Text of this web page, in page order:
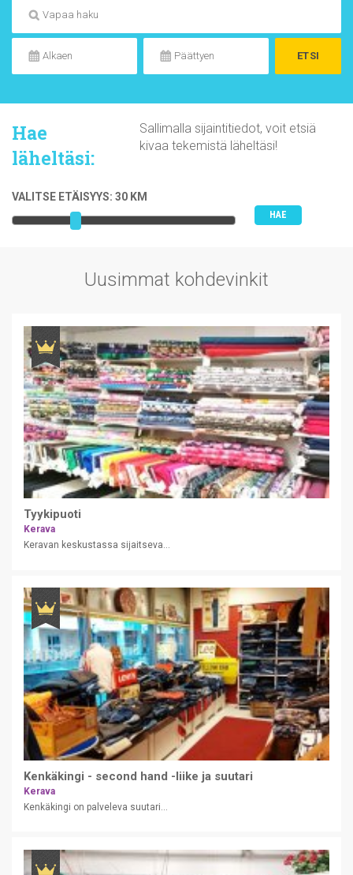
Hae
läheltäsi:
Sallimalla sijaintitiedot, voit etsiä
kivaa tekemistä läheltäsi!
VALITSE ETÄISYYS: 30 KM
Uusimmat kohdevinkit
Tyykipuoti
Kerava
Keravan keskustassa sijaitseva...
Kenkäkingi - second hand -liike ja suutari
Kerava
Kenkäkingi on palveleva suutari...